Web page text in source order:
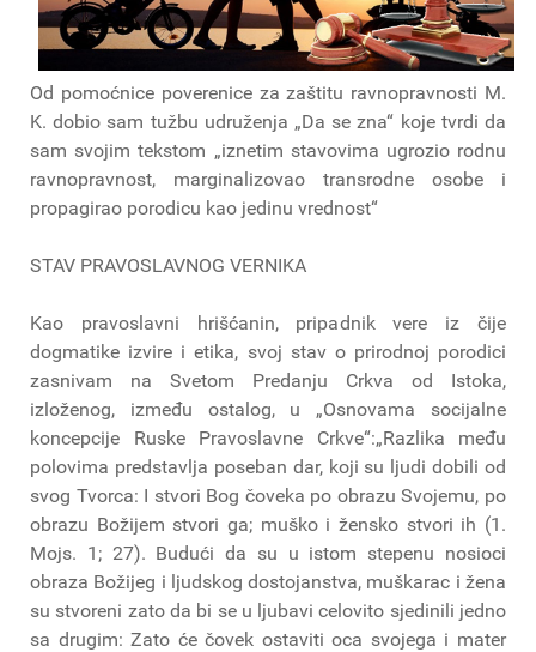
Od pomoćnice poverenice za zaštitu ravnopravnosti M.
K. dobio sam tužbu udruženja „Da se zna“ koje tvrdi da
sam svojim tekstom „iznetim stavovima ugrozio rodnu
ravnopravnost, marginalizovao transrodne osobe i
propagirao porodicu kao jedinu vrednost“
STAV PRAVOSLAVNOG VERNIKA
Kao pravoslavni hrišćanin, pripadnik vere iz čije
dogmatike izvire i etika, svoj stav o prirodnoj porodici
zasnivam na Svetom Predanju Crkva od Istoka,
izloženog, između ostalog, u „Osnovama socijalne
koncepcije Ruske Pravoslavne Crkve“:„Razlika među
polovima predstavlja poseban dar, koji su ljudi dobili od
svog Tvorca: I stvori Bog čoveka po obrazu Svojemu, po
obrazu Božijem stvori ga; muško i žensko stvori ih (1.
Mojs. 1; 27). Budući da su u istom stepenu nosioci
obraza Božijeg i ljudskog dostojanstva, muškarac i žena
su stvoreni zato da bi se u ljubavi celovito sjedinili jedno
sa drugim: Zato će čovek ostaviti oca svojega i mater